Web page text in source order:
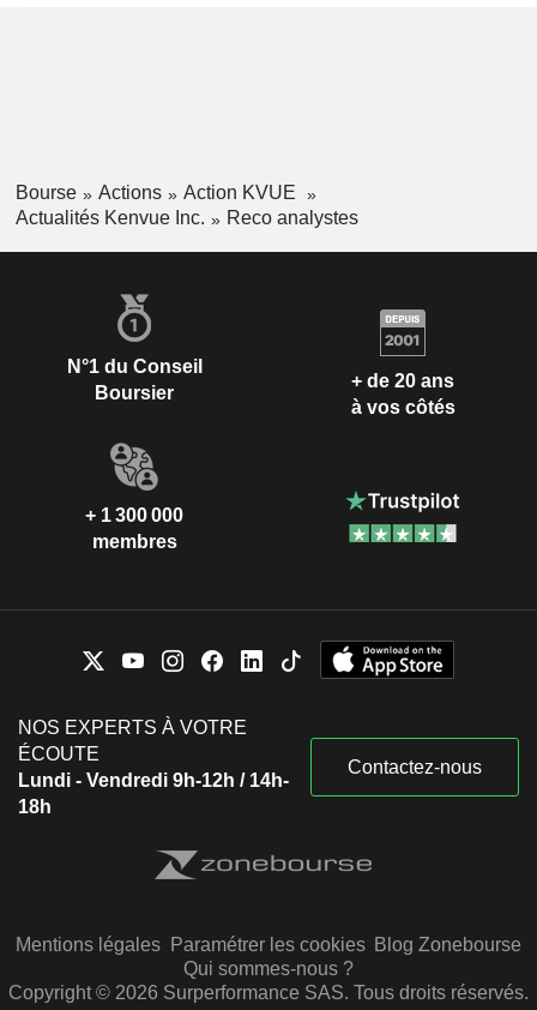
Bourse Actions
Action KVUE
Actualités Kenvue Inc.
Reco analystes
N°1 du Conseil
Boursier
+ de 20 ans
à vos côtés
+ 1 300 000
membres
NOS EXPERTS À VOTRE
ÉCOUTE
Lundi - Vendredi 9h-12h / 14h-
18h
Contactez-nous
Mentions légales Paramétrer les cookies Blog Zonebourse
Qui sommes-nous ?
Copyright © 2026 Surperformance SAS. Tous droits réservés.